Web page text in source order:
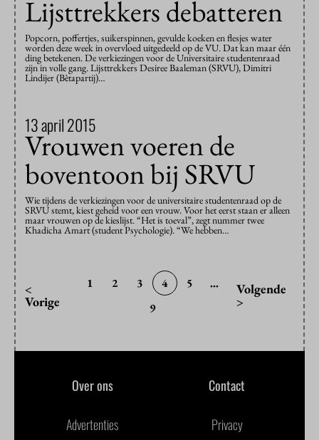
Lijsttrekkers debatteren
Popcorn, poffertjes, suikerspinnen, gevulde koeken en flesjes water
worden deze week in overvloed uitgedeeld op de VU. Dat kan maar één
ding betekenen. De verkiezingen voor de Universitaire studentenraad
zijn in volle gang. Lijsttrekkers Desiree Baaleman (SRVU), Dimitri
Lindijer (Bètapartij)…
13 april 2015
Vrouwen voeren de
boventoon bij SRVU
Wie tijdens de verkiezingen voor de universitaire studentenraad op de
SRVU stemt, kiest geheid voor een vrouw. Voor het eerst staan er alleen
maar vrouwen op de kieslijst. “Het is toeval”, zegt nummer twee
Khadicha Amart (student Psychologie). “We hebben…
<
Vorige
1 2 3 4 5
...
9
Volgende
>
Over ons Contact
Advertenties Privacy